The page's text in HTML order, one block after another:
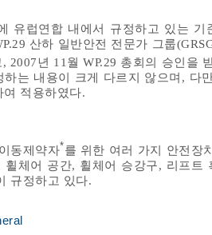
유럽연합 내에서 규정하고 있는
산하 일반안전 전문가 그룹
2007년 11월 WP.29 총회의 승인을
하는 내용이 크게 다르지 않으며, 다
여 적용하였다.
동제약자*를 위한 여러 가지 안전장
휠체어 공간, 휠체어 승강구, 리프
규정하고 있다.